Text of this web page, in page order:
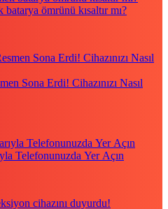
ömrünü kısaltır mı?
Sona Erdi! Cihazınızı Nasıl
Telefonunuzda Yer Açın